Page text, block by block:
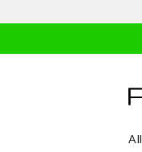
All